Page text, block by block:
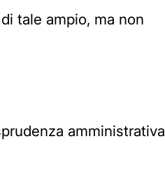
tale ampio, ma non
amministrativa